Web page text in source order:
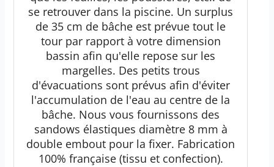
se retrouver dans la piscine. Un surplus
de 35 cm de bâche est prévue tout le
tour par rapport à votre dimension
bassin afin qu'elle repose sur les
margelles. Des petits trous
d'évacuations sont prévus afin d'éviter
l'accumulation de l'eau au centre de la
bâche. Nous vous fournissons des
sandows élastiques diamètre 8 mm à
double embout pour la fixer. Fabrication
100% française (tissu et confection).